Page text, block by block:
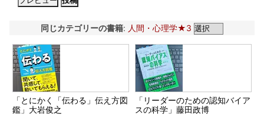
同じカテゴリーの書籍: 人間・心理学★3
「とにかく「伝わる」伝え方図
鑑」大岩俊之
「リーダーのための認知バイア
スの科学」藤田政博